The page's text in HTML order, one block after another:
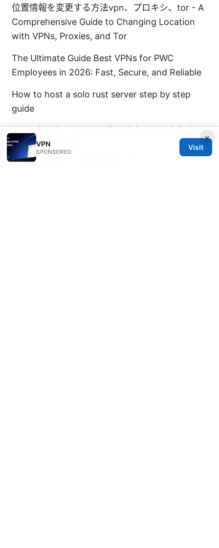
位置情報を変更する方法vpn、プロキシ、tor - A
Comprehensive Guide to Changing Location
with VPNs, Proxies, and Tor
The Ultimate Guide Best VPNs for PWC
Employees in 2026: Fast, Secure, and Reliable
How to host a solo rust server step by step
guide
Temp文件夹：VPN相关的最佳实践与深度指南，
提升隐私与安全性
Antlink vpn download: 全面指
南与实用教程，含最新数据与对比
×
VPN
SPONSORED
Visit